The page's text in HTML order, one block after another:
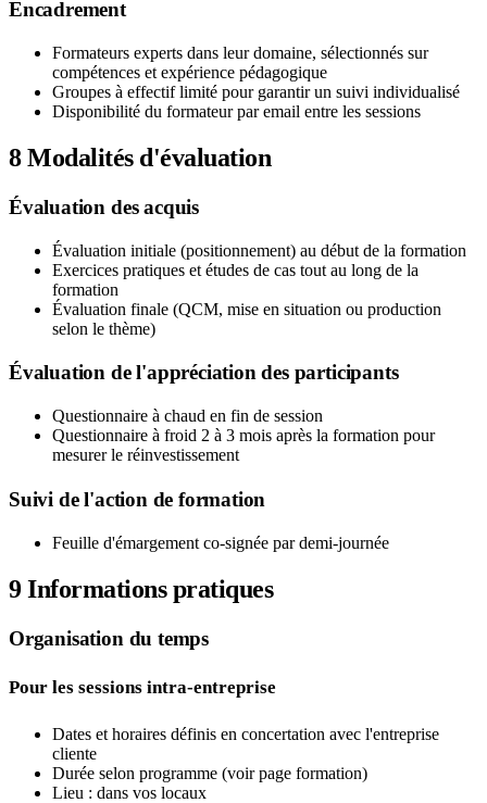
Encadrement
Formateurs experts dans leur domaine, sélectionnés sur
compétences et expérience pédagogique
Groupes à effectif limité pour garantir un suivi individualisé
Disponibilité du formateur par email entre les sessions
8Modalités d'évaluation
Évaluation des acquis
Évaluation initiale (positionnement) au début de la formation
Exercices pratiques et études de cas tout au long de la
formation
Évaluation finale (QCM, mise en situation ou production
selon le thème)
Évaluation de l'appréciation des participants
Questionnaire à chaud en fin de session
Questionnaire à froid 2 à 3 mois après la formation pour
mesurer le réinvestissement
Suivi de l'action de formation
Feuille d'émargement co-signée par demi-journée
9Informations pratiques
Organisation du temps
Pour les sessions intra-entreprise
Dates et horaires définis en concertation avec l'entreprise
cliente
Durée selon programme (voir page formation)
Lieu : dans vos locaux